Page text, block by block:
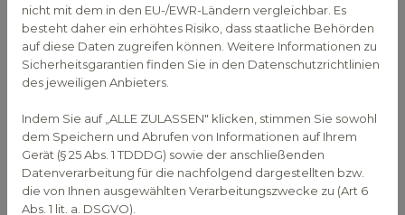
Morbus Parkinson - auch Parkinson-Syndrom oder
umgangssprachlich Schüttellähmung genannt -
betrifft ungefähr ein Prozent der Weltbevölkerung
über 60 Jahren, Frauen gleich oft wie Männer. Die
bereits ausgebrochen ist, sind
Bewegungsstörungen wie die Verlangsamung der
Bewegung, steife Muskeln, wenig Stabilität in der
aufrechten Körperhaltung oder das bekannte
Zittern, der Parkinson-Tremor.
nicht mit dem in den EU-/EWR-Ländern vergleichbar. Es
besteht daher ein erhöhtes Risiko, dass staatliche Behörden
auf diese Daten zugreifen können. Weitere Informationen zu
Sicherheitsgarantien finden Sie in den Datenschutzrichtlinien
des jeweiligen Anbieters.
Indem Sie auf „ALLE ZULASSEN" klicken, stimmen Sie sowohl
dem Speichern und Abrufen von Informationen auf Ihrem
Gerät (§ 25 Abs. 1 TDDDG) sowie der anschließenden
Datenverarbeitung für die nachfolgend dargestellten bzw.
die von Ihnen ausgewählten Verarbeitungszwecke zu (Art 6
Abs. 1 lit. a. DSGVO).